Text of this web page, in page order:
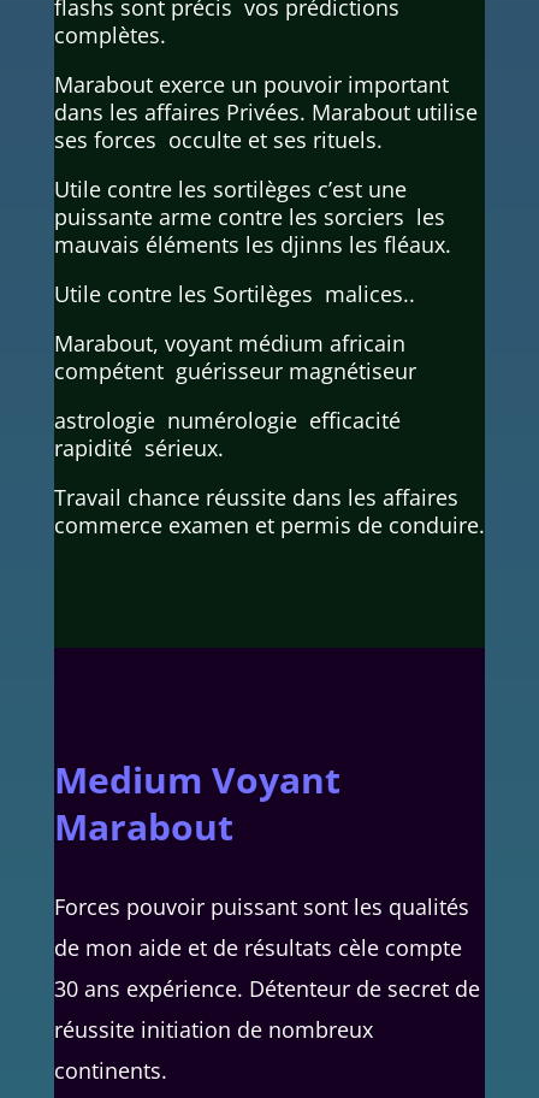
flashs sont précis vos prédictions
complètes.
Marabout exerce un pouvoir important
dans les affaires Privées. Marabout utilise
ses forces occulte et ses rituels.
Utile contre les sortilèges c’est une
puissante arme contre les sorciers les
mauvais éléments les djinns les fléaux.
Utile contre les Sortilèges malices..
Marabout, voyant médium africain
compétent guérisseur magnétiseur
astrologie numérologie efficacité
rapidité sérieux.
Travail chance réussite dans les affaires
commerce examen et permis de conduire.
Medium Voyant
Marabout
Forces pouvoir puissant sont les qualités
de mon aide et de résultats cèle compte
30 ans expérience. Détenteur de secret de
réussite initiation de nombreux
continents.